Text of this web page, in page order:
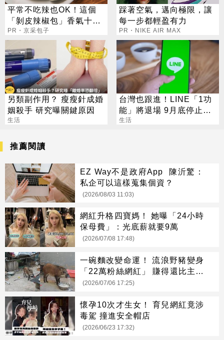
平常不吃辣也OK！這個
「剝皮辣椒包」香氣十
足，不辣口！
PR・京采包子
踩著空氣，邁向極限，讓
每一步都輕盈有力
PR・NIKE AIR MAX
另類副作用？ 瘦瘦針成婚
姻殺手 研究曝關鍵原因
生活
台灣也跟進！LINE「1功
能」將退場 9月底停止服
務
生活
推薦閱讀
EZ Way不是政府App 陳沂驚：
私企可以這樣蒐集個資？
(2026/08/03 11:03)
網紅升格四寶媽！ 她曝「24小時
保母費」：光底薪就要9萬
(2026/07/08 17:48)
一碗麵改變命運！ 流浪野豬變身
「22萬粉絲網紅」 賺得還比主人
多
(2026/07/06 17:25)
懷孕10次才生女！ 育兒網紅竟涉
毒駕 撞進安全帽店
(2026/06/23 17:32)